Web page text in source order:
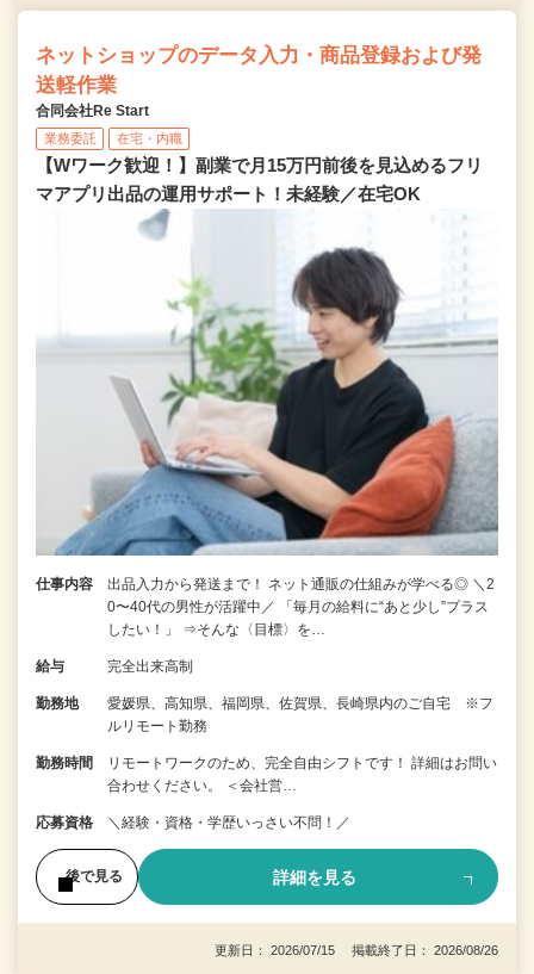
ネットショップのデータ入力・商品登録および発
送軽作業
合同会社Re Start
業務委託 在宅・内職
【Wワーク歓迎！】副業で月15万円前後を見込めるフリ
マアプリ出品の運用サポート！未経験／在宅OK
仕事内容
出品入力から発送まで！ ネット通販の仕組みが学べる◎ ＼2
0〜40代の男性が活躍中／ 「毎月の給料に“あと少し”プラス
したい！」 ⇒そんな〈目標〉を…
給与 完全出来高制
勤務地
愛媛県、高知県、福岡県、佐賀県、長崎県内のご自宅 ※フ
ルリモート勤務
勤務時間
リモートワークのため、完全自由シフトです！ 詳細はお問い
合わせください。 ＜会社営…
応募資格 ＼経験・資格・学歴いっさい不問！／
後で見る 詳細を見る
更新日： 2026/07/15 掲載終了日： 2026/08/26